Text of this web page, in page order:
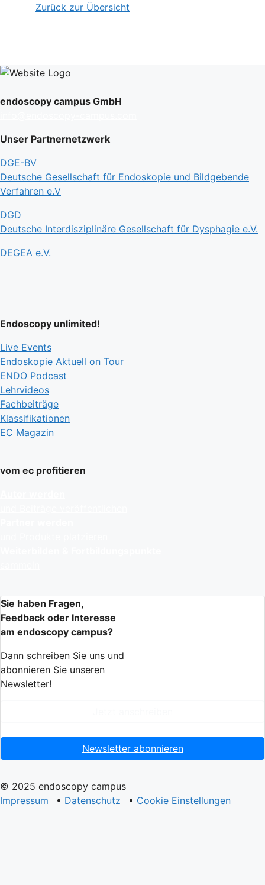
Zurück zur Übersicht
endoscopy campus GmbH
Unser Partnernetzwerk
DGE-BV
Deutsche Gesellschaft für Endoskopie und Bildgebende
Verfahren e.V
DGD
Deutsche Interdisziplinäre Gesellschaft für Dysphagie e.V.
DEGEA e.V.
Endoscopy unlimited!
Live Events
Endoskopie Aktuell on Tour
ENDO Podcast
Lehrvideos
Fachbeiträge
Klassifikationen
EC Magazin
vom ec profitieren
Sie haben Fragen,
Feedback oder Interesse
am endoscopy campus?
Dann schreiben Sie uns und
abonnieren Sie unseren
Newsletter!
Newsletter abonnieren
© 2025 endoscopy campus
Impressum
• Datenschutz • Cookie Einstellungen